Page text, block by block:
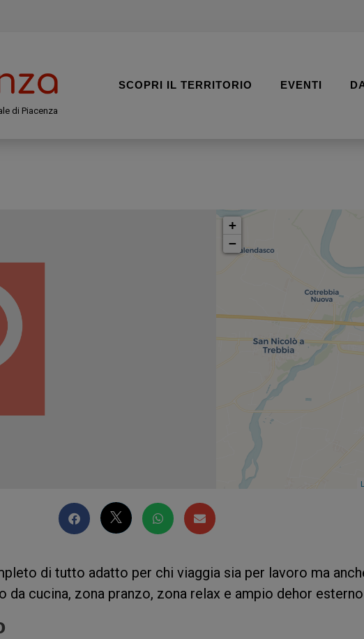
di Piacenza
SCOPRI IL TERRITORIO EVENTI
+
−
di tutto adatto per chi viaggia sia per lavoro ma
da cucina, zona pranzo, zona relax e ampio dehor